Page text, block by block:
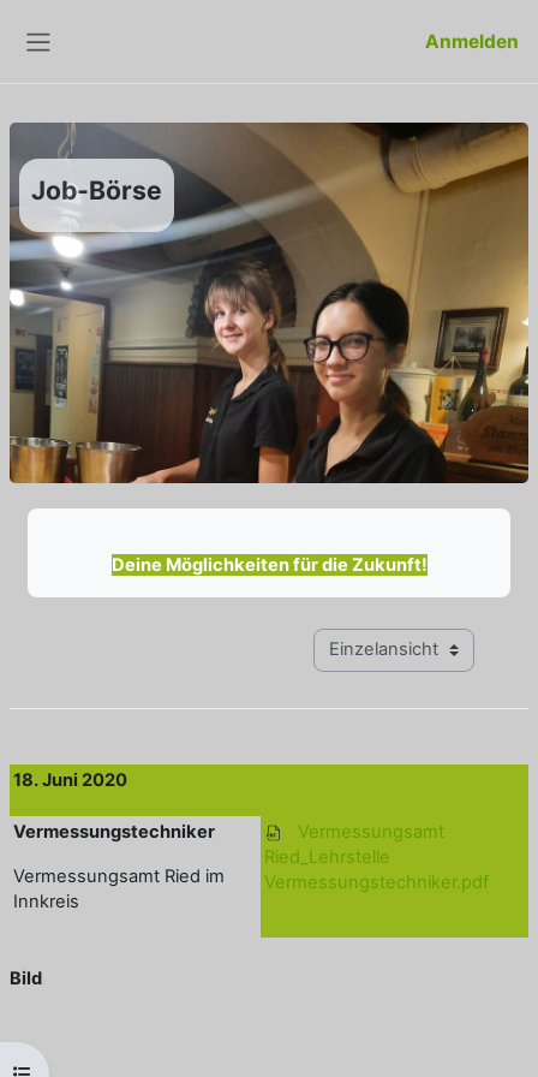
Anmelden
Job-Börse
Deine Möglichkeiten für die Zukunft!
Modus Tertiärnavigation
18. Juni 2020
Vermessungstechniker
Vermessungsamt Ried im
Innkreis
Vermessungsamt
Ried_Lehrstelle
Vermessungstechniker.pdf
Bild